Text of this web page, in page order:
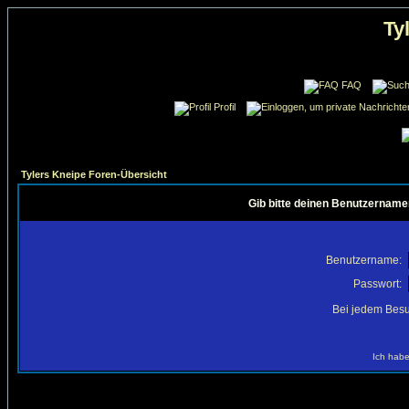
FAQ
Profil
Tylers Kneipe Foren-Übersicht
Gib bitte deinen
Benutzername:
Passwort:
Bei jedem
Ich